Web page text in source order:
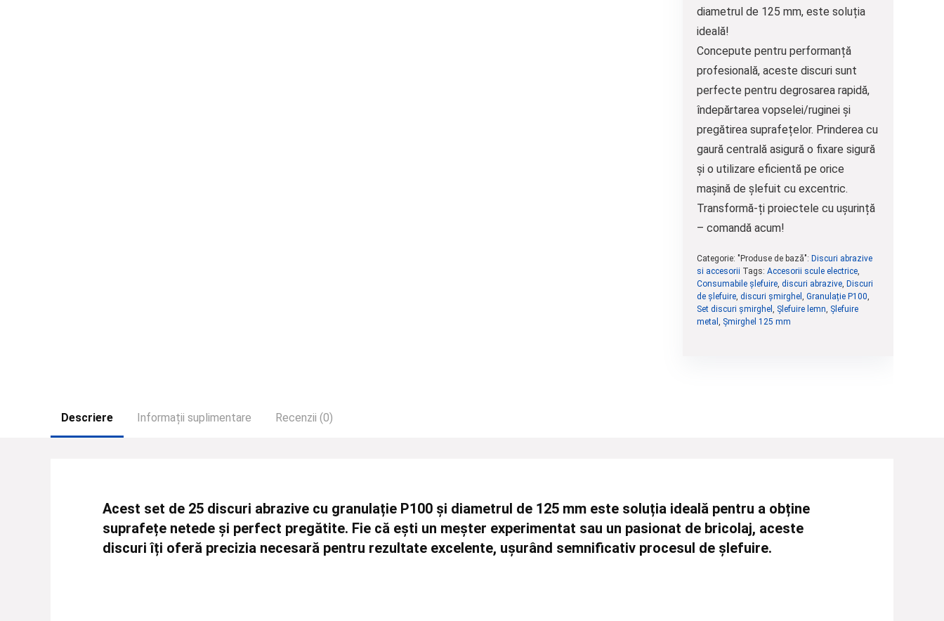
diametrul de 125 mm, este soluția
ideală!
Concepute pentru performanță
profesională, aceste discuri sunt
perfecte pentru degrosarea rapidă,
îndepărtarea vopselei/ruginei și
pregătirea suprafețelor. Prinderea cu
gaură centrală asigură o fixare sigură
și o utilizare eficientă pe orice
mașină de șlefuit cu excentric.
Transformă-ți proiectele cu ușurință
– comandă acum!
Categorie: "Produse de bază": Discuri abrazive
si accesorii Tags: Accesorii scule electrice,
Consumabile șlefuire, discuri abrazive, Discuri
de șlefuire, discuri șmirghel , Granulație P100,
Set discuri șmirghel , Șlefuire lemn, Șlefuire
metal , Șmirghel 125 mm
Descriere Informații suplimentare Recenzii (0)
Acest set de 25 discuri abrazive cu granulație P100 și diametrul de 125 mmeste soluția ideală pentru a obține
suprafețe netede și perfect pregătite. Fie că ești un meșter experimentat sau un pasionat de bricolaj, aceste
discuri îți oferă precizia necesară pentru rezultate excelente, ușurând semnificativ procesul de șlefuire.